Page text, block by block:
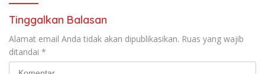
Tinggalkan Balasan
Alamat email Anda tidak akan dipublikasikan. Ruas yang wajib
ditandai *